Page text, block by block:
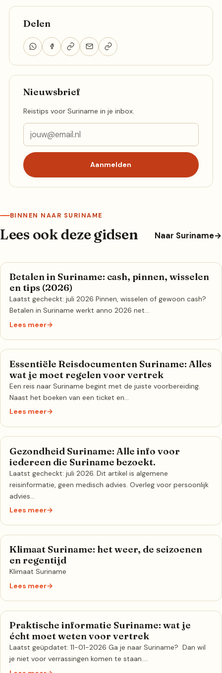
Delen
Nieuwsbrief
Reistips voor Suriname in je inbox.
Aanmelden
BINNEN NAAR SURINAME
Lees ook deze gidsen Naar Suriname→
Betalen in Suriname: cash, pinnen, wisselen
en tips (2026)
Laatst gecheckt: juli 2026 Pinnen, wisselen of gewoon cash?
Betalen in Suriname werkt anno 2026 net…
Lees meer→
Essentiële Reisdocumenten Suriname: Alles
wat je moet regelen voor vertrek
Een reis naar Suriname begint met de juiste voorbereiding.
Naast het boeken van een ticket en…
Lees meer→
Gezondheid Suriname: Alle info voor
iedereen die Suriname bezoekt.
Laatst gecheckt: juli 2026. Dit artikel is algemene
reisinformatie, geen medisch advies. Overleg voor persoonlijk
advies…
Lees meer→
Klimaat Suriname: het weer, de seizoenen
en regentijd
Klimaat Suriname
Lees meer→
Praktische informatie Suriname: wat je
écht moet weten voor vertrek
Laatst geüpdatet: 11-01-2026 Ga je naar Suriname? Dan wil
je niet voor verrassingen komen te staan.…